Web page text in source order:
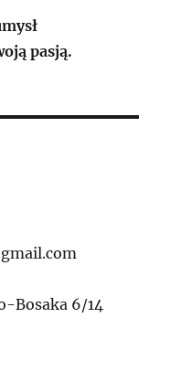
pasją.
Bosaka 6/14